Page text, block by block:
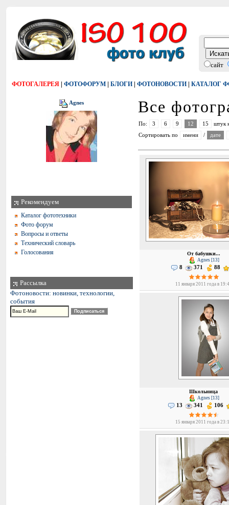
сайт
ФОТОГАЛЕРЕЯ | ФОТОФОРУМ | БЛОГИ | ФОТОНОВОСТИ | КАТАЛОГ
Agnes
Рекомендуем
Каталог фототехники
Фото форум
Вопросы и ответы
Технический словарь
Голосования
Рассылка
Фотоновости: новинки, технологии,
события
Все
По: 3 6 9 12 15
штук
Сортировать по
имени / дате
От бабушки...
Agnes [13]
8 371 88
11 января 2011 года в
Школьница
Agnes [13]
13 341 106
15 января 2011 года в